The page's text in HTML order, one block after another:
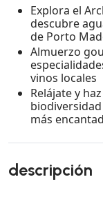
Explora el
descubre
de Porto
Almuerzo
vinos locales
Relájate y
más
descripción